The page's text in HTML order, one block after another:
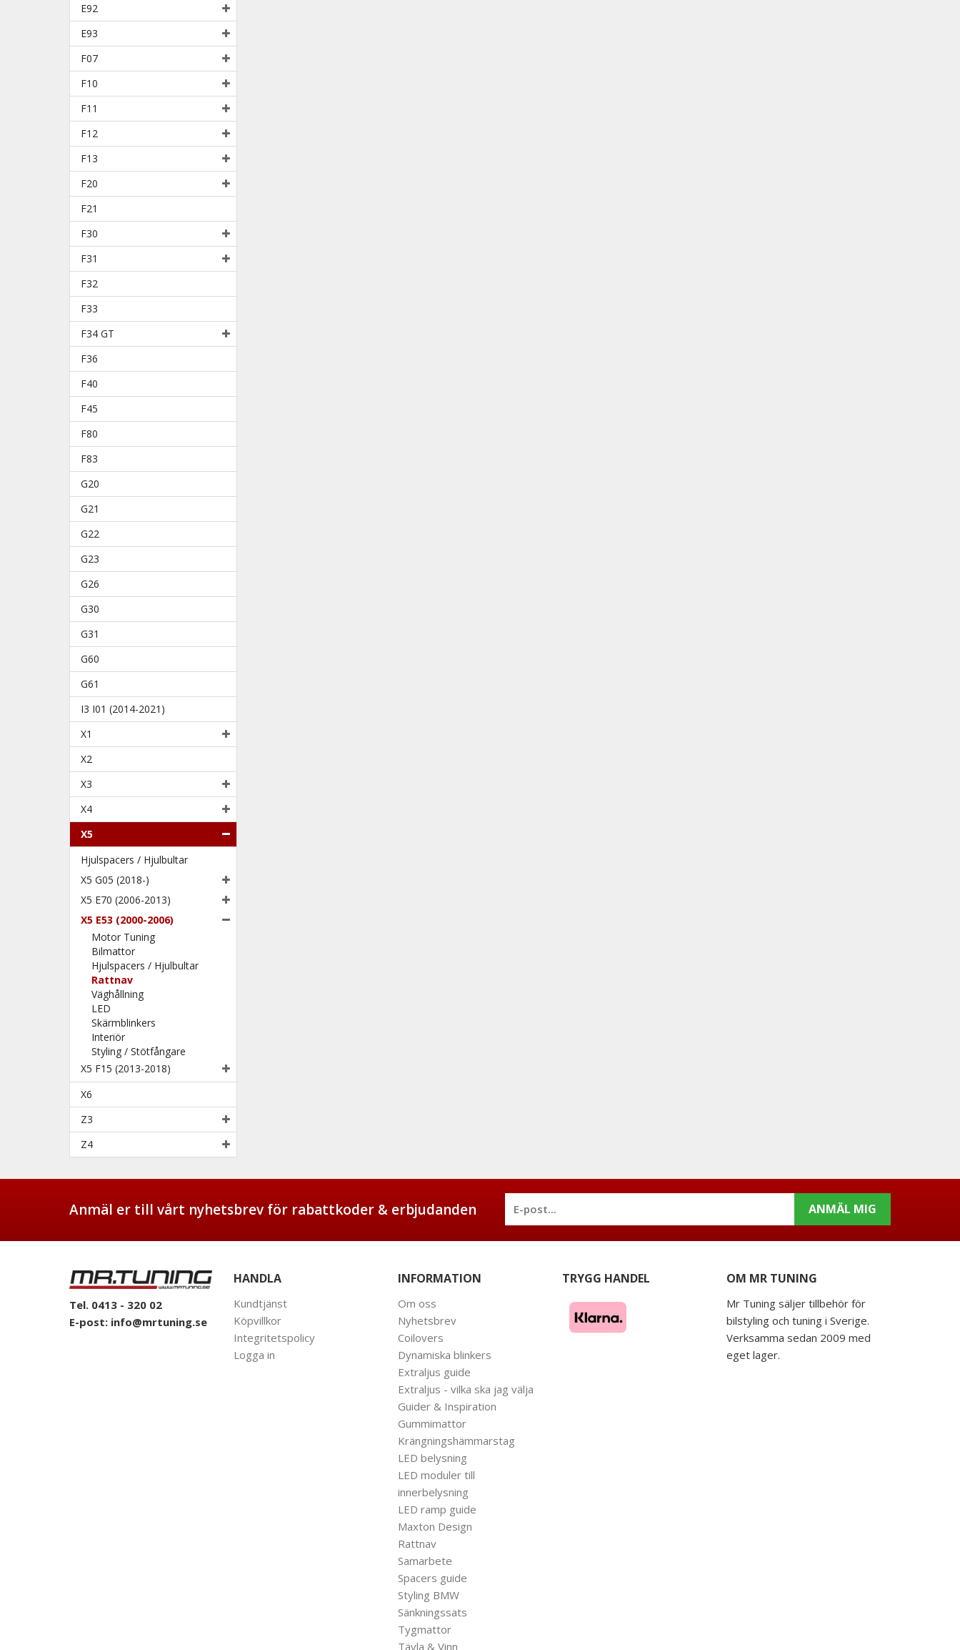
E92
E93
F07
F10
F11
F12
F13
F20
F21
F30
F31
F32
F33
F34 GT
F36
F40
F45
F80
F83
G20
G21
G22
G23
G26
G30
G31
G60
G61
I3 I01 (2014-2021)
X1
X2
X3
X4
X5
Hjulspacers / Hjulbultar
X5 G05 (2018-)
X5 E70 (2006-2013)
X5 E53 (2000-2006)
Motor Tuning
Bilmattor
Hjulspacers / Hjulbultar
Rattnav
Väghållning
LED
Skärmblinkers
Interiör
Styling / Stötfångare
X5 F15 (2013-2018)
X6
Z3
Z4
Anmäl er till vårt nyhetsbrev för rabattkoder & erbjudanden ANMÄL MIG
Tel. 0413 - 320 02
E-post: info@mrtuning.se
HANDLA
Kundtjänst
Köpvillkor
Integritetspolicy
Logga in
INFORMATION
Om oss
Nyhetsbrev
Coilovers
Dynamiska blinkers
Extraljus guide
Extraljus - vilka ska jag välja
Guider & Inspiration
Gummimattor
Krängningshämmarstag
LED belysning
LED moduler till
innerbelysning
LED ramp guide
Maxton Design
Rattnav
Samarbete
Spacers guide
Styling BMW
Sänkningssats
Tygmattor
Tävla & Vinn
TRYGG HANDEL OM MR TUNING
Mr Tuning säljer tillbehör för
bilstyling och tuning i Sverige.
Verksamma sedan 2009 med
eget lager.